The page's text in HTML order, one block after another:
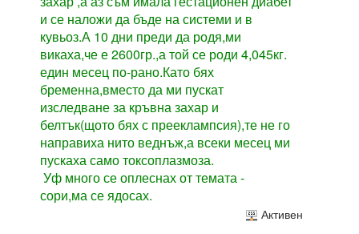
и се наложи да бъде на системи и в
кувьоз.А 10 дни преди да родя,ми
викаха,че е 2600гр.,а той се роди 4,045кг.
един месец по-рано.Като бях
бременна,вместо да ми пускат
изследване за кръвна захар и
белтък(щото бях с прееклампсия),те не го
направиха нито веднъж,а всеки месец ми
пускаха само токсоплазмоза.
Уф много се оплеснах от темата -
сори,ма се ядосах.
Активен